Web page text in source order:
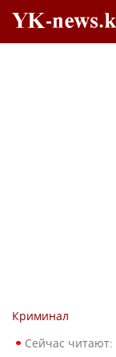
Криминал
Сейчас читают: